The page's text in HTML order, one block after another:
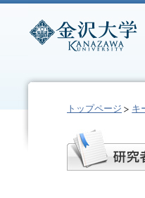
トップページ キ